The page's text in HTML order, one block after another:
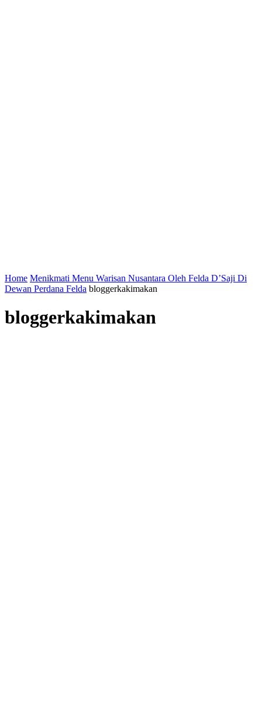
Home Menikmati Menu Warisan Nusantara Oleh Felda D’Saji Di
Dewan Perdana Felda bloggerkakimakan
bloggerkakimakan